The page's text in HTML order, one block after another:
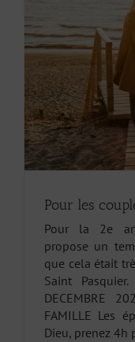
Pour les
Pour la 2e
propose un
que cela était
Saint
DECEMBRE
FAMILLE Les
Dieu, prenez 4h